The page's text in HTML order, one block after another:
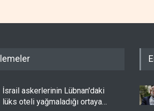
lüks oteli yağmaladığı ortaya
çıktı
İSRAİL 05 Ağustos 2026